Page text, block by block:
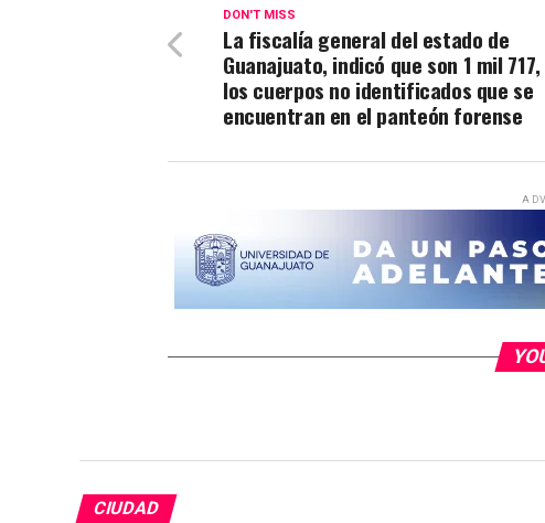
DON'T MISS
La fiscalía general del estado de
Guanajuato, indicó que son 1 mil 717,
los cuerpos no identificados que se
encuentran en el panteón forense
CIUDAD